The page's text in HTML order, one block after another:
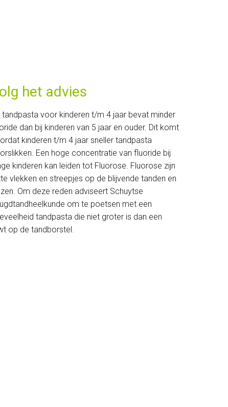
het advies
tandpasta voor kinderen t/m 4 jaar bevat minder
dan bij kinderen van 5 jaar en ouder. Dit komt
kinderen t/m 4 jaar sneller tandpasta
Een hoge concentratie van fluoride bij
kinderen kan leiden tot Fluorose. Fluorose zijn
vlekken en streepjes op de blijvende tanden en
Om deze reden adviseert Schuytse
om te poetsen met een
tandpasta die niet groter is dan een
op de tandborstel.